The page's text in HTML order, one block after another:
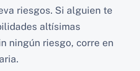
riesgos. Si alguien te
altísimas
ningún riesgo, corre en